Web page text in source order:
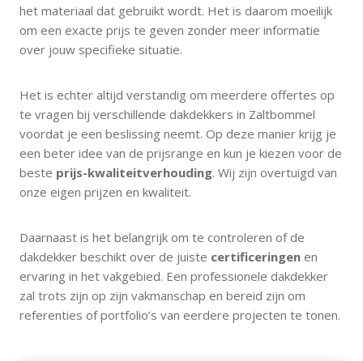
het materiaal dat gebruikt wordt. Het is daarom moeilijk
om een exacte prijs te geven zonder meer informatie
over jouw specifieke situatie.
Het is echter altijd verstandig om meerdere offertes op
te vragen bij verschillende dakdekkers in Zaltbommel
voordat je een beslissing neemt. Op deze manier krijg je
een beter idee van de prijsrange en kun je kiezen voor de
beste prijs-kwaliteitverhouding. Wij zijn overtuigd van
onze eigen prijzen en kwaliteit.
Daarnaast is het belangrijk om te controleren of de
dakdekker beschikt over de juiste certificeringen en
ervaring in het vakgebied. Een professionele dakdekker
zal trots zijn op zijn vakmanschap en bereid zijn om
referenties of portfolio’s van eerdere projecten te tonen.